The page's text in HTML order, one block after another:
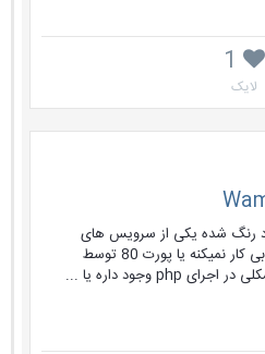
لایک
رنگ شده یکی از سرویس های
mysql، apache متوقفه یا بخوبی کار نمیکنه یا پورت 80 توسط
برنامه دیگه ای اشغال شده یا مشکلی در اجرای php وجود داره یا ...